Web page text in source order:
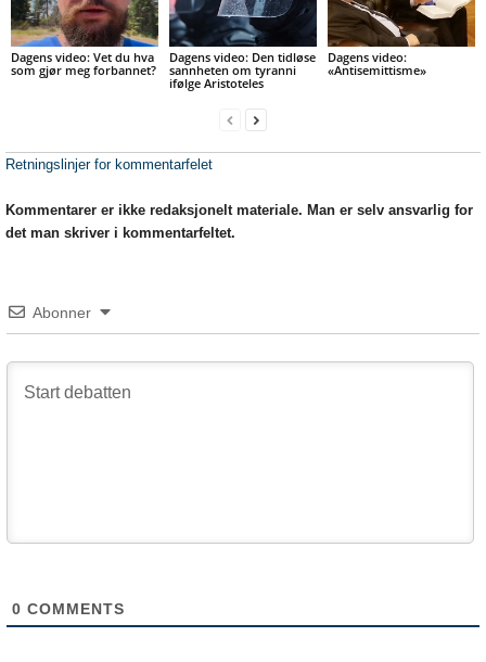
Dagens video: Vet du hva
som gjør meg forbannet?
Dagens video: Den tidløse
sannheten om tyranni
ifølge Aristoteles
Dagens video:
«Antisemittisme»
Retningslinjer for kommentarfelet
Kommentarer er ikke redaksjonelt materiale. Man er selv ansvarlig for
det man skriver i kommentarfeltet.
Abonner
0 COMMENTS